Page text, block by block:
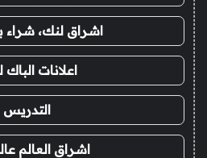
اشراق لنك، شراء
اعلانات الباك
التدريس
اشراق العالم